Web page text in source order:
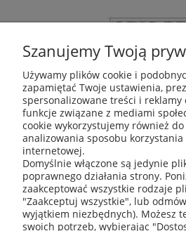
ABIS Pro sp. z
ul. Głogowska
30-416
+48 531 809
Szanujemy Twoją
Używamy plików cookie i
zapamiętać Twoje ustawienia,
spersonalizowane treści i reklamy
funkcje związane z mediami
cookie wykorzystujemy również
analizowania sposobu
internetowej.
Domyślnie włączone są jedynie
poprawnego działania strony.
zaakceptować wszystkie rodzaje
"Zaakceptuj wszystkie", lub
wyjątkiem niezbędnych). Możesz
swoich potrzeb, wybierając